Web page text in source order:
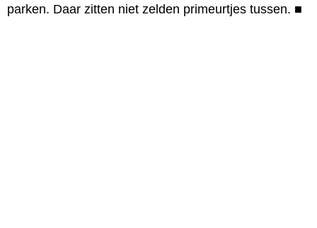
parken. Daar zitten niet zelden primeurtjes tussen. ■